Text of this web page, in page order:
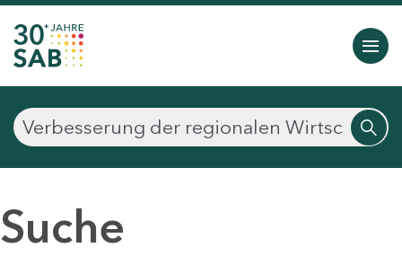
Suche